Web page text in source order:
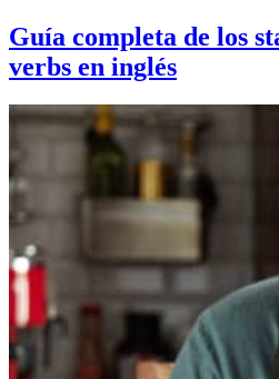
Guía completa de los
verbs en inglés